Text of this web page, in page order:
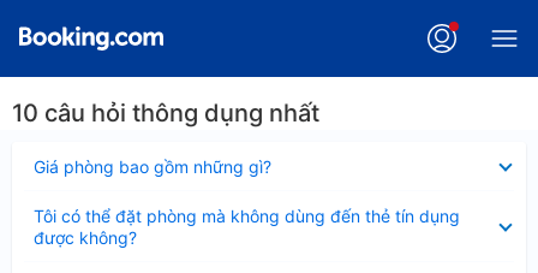
10 câu hỏi thông dụng nhất
Giá phòng bao gồm những gì?
thu
Tôi có thể đặt phòng mà không dùng đến thẻ tín dụng
được không?
thu
gọn